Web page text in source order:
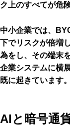
ク上のすべてが危
中小企業では、
下でリスクが倍増
為をし、その端末
企業システムに横
既に起きています
AIと暗号通